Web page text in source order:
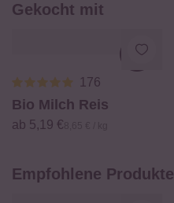
Gekocht mit
176
Bio Milch Reis
ab 5,19 €
Empfohlene Produkte